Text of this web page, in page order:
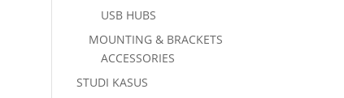
USB HUBS
MOUNTING & BRACKETS
ACCESSORIES
STUDI KASUS